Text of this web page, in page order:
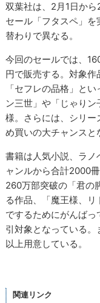
双葉社は、2月1日か
セール「フタスペ」
替わりで異なる。
今回のセールでは、
円で販売する。対象
「セフレの品格」と
ン三世」や「じゃり
様。さらには、シリー
め買いの大チャンスと
書籍は人気小説、ラ
ャンルから合計2000
260万部突破の「君の
る作品、「魔王様、
でするためにがんば
引対象となっている
以上用意している。
関連リンク